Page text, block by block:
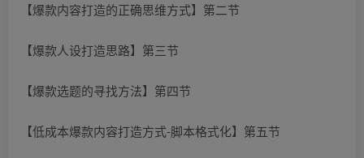
【爆款内容打造的正确思维方式】第二节
【爆款人设打造思路】第三节
【爆款选题的寻找方法】第四节
【低成本爆款内容打造方式-脚本格式化】第五节